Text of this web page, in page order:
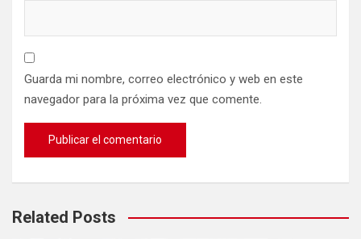
Guarda mi nombre, correo electrónico y web en este
navegador para la próxima vez que comente.
Related Posts